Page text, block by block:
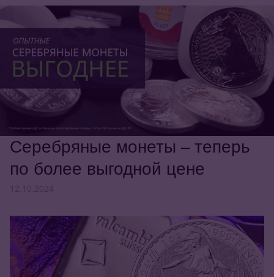
Серебряные монеты – теперь
по более выгодной цене